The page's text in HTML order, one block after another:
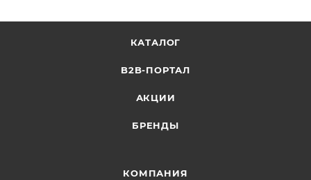
КАТАЛОГ
B2B-ПОРТАЛ
АКЦИИ
БРЕНДЫ
КОМПАНИЯ